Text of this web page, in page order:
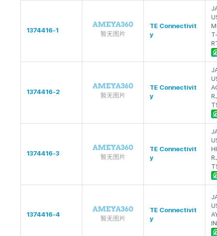
1374416-1
TE Connectivit
y
1374416-2
TE Connectivit
y
1374416-3
TE Connectivit
y
1374416-4
TE Connectivit
y